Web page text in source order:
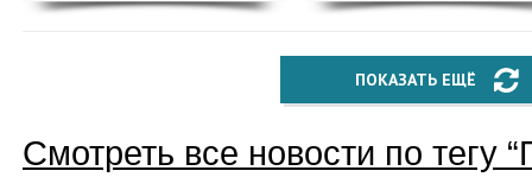
ПОКАЗАТЬ ЕЩЁ
Смотреть все новости по тегу “